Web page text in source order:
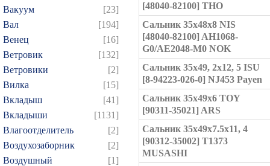
Вакуум
[23]
Вал
[194]
Венец
[16]
Ветровик
[132]
Ветровики
[2]
Вилка
[15]
Вкладыш
[41]
Вкладыши
[1131]
Влагоотделитель
[2]
Воздухозаборник
[2]
Воздушный
[1]
[48040-82100] THO
Сальник 35x48x8 NIS
[48040-82100] AH1068-
G0/AE2048-M0 NOK
Сальник 35x49, 2x12, 5 ISU
[8-94223-026-0] NJ453 Payen
Сальник 35x49x6 TOY
[90311-35021] ARS
Сальник 35x49x7.5x11, 4
[90312-35002] T1373
MUSASHI